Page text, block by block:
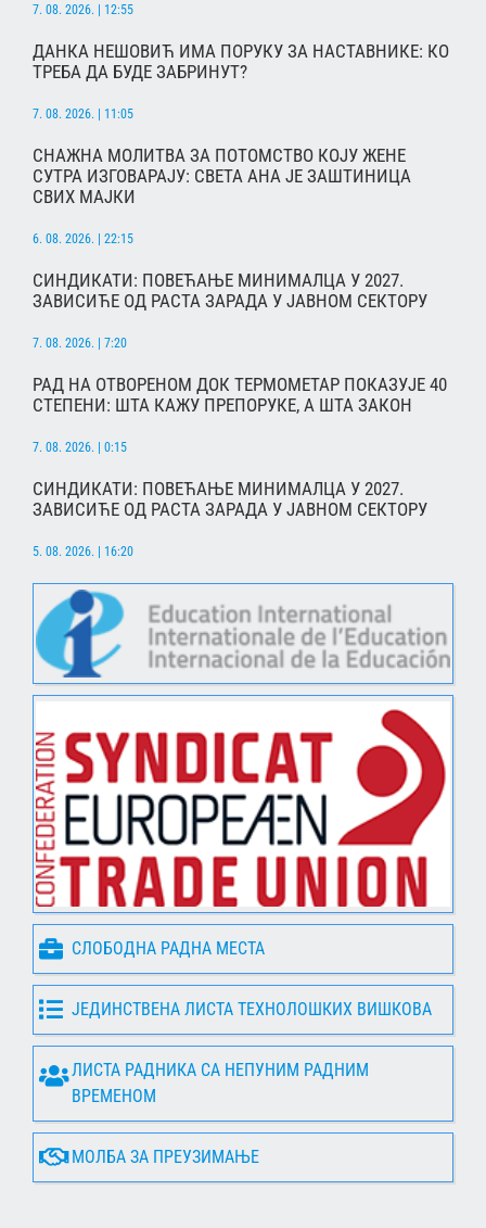
7. 08. 2026. | 12:55
ДАНКА НЕШОВИЋ ИМА ПОРУКУ ЗА НАСТАВНИКЕ: КО
ТРЕБА ДА БУДЕ ЗАБРИНУТ?
7. 08. 2026. | 11:05
СНАЖНА МОЛИТВА ЗА ПОТОМСТВО КОЈУ ЖЕНЕ
СУТРА ИЗГОВАРАЈУ: СВЕТА АНА ЈЕ ЗАШТИНИЦА
СВИХ МАЈКИ
6. 08. 2026. | 22:15
СИНДИКАТИ: ПОВЕЋАЊЕ МИНИМАЛЦА У 2027.
ЗАВИСИЋЕ ОД РАСТА ЗАРАДА У ЈАВНОМ СЕКТОРУ
7. 08. 2026. | 7:20
РАД НА ОТВОРЕНОМ ДОК ТЕРМОМЕТАР ПОКАЗУЈЕ 40
СТЕПЕНИ: ШТА КАЖУ ПРЕПОРУКЕ, А ШТА ЗАКОН
7. 08. 2026. | 0:15
СИНДИКАТИ: ПОВЕЋАЊЕ МИНИМАЛЦА У 2027.
ЗАВИСИЋЕ ОД РАСТА ЗАРАДА У ЈАВНОМ СЕКТОРУ
5. 08. 2026. | 16:20
СЛОБОДНА РАДНА МЕСТА
ЈЕДИНСТВЕНА ЛИСТА ТЕХНОЛОШКИХ ВИШКОВА
ЛИСТА РАДНИКА СА НЕПУНИМ РАДНИМ
ВРЕМЕНОМ
МОЛБА ЗА ПРЕУЗИМАЊЕ